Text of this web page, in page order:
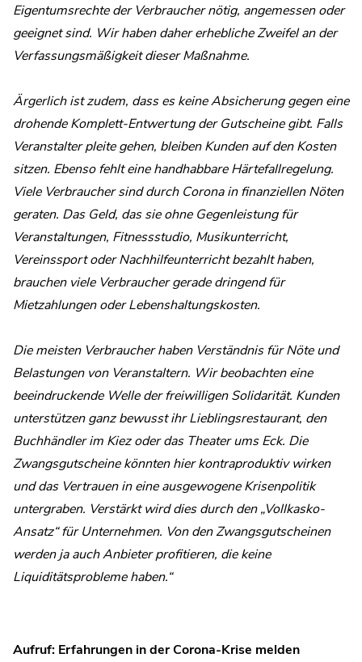
Eigentumsrechte der Verbraucher nötig, angemessen oder
geeignet sind. Wir haben daher erhebliche Zweifel an der
Verfassungsmäßigkeit dieser Maßnahme.
Ärgerlich ist zudem, dass es keine Absicherung gegen eine
drohende Komplett-Entwertung der Gutscheine gibt. Falls
Veranstalter pleite gehen, bleiben Kunden auf den Kosten
sitzen. Ebenso fehlt eine handhabbare Härtefallregelung.
Viele Verbraucher sind durch Corona in finanziellen Nöten
geraten. Das Geld, das sie ohne Gegenleistung für
Veranstaltungen, Fitnessstudio, Musikunterricht,
Vereinssport oder Nachhilfeunterricht bezahlt haben,
brauchen viele Verbraucher gerade dringend für
Mietzahlungen oder Lebenshaltungskosten.
Die meisten Verbraucher haben Verständnis für Nöte und
Belastungen von Veranstaltern. Wir beobachten eine
beeindruckende Welle der freiwilligen Solidarität. Kunden
unterstützen ganz bewusst ihr Lieblingsrestaurant, den
Buchhändler im Kiez oder das Theater ums Eck. Die
Zwangsgutscheine könnten hier kontraproduktiv wirken
und das Vertrauen in eine ausgewogene Krisenpolitik
untergraben. Verstärkt wird dies durch den „Vollkasko-
Ansatz“ für Unternehmen. Von den Zwangsgutscheinen
werden ja auch Anbieter profitieren, die keine
Liquiditätsprobleme haben.“
Aufruf: Erfahrungen in der Corona-Krise melden